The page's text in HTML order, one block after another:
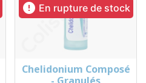
 En rupture de stock
Chelidonium Composé